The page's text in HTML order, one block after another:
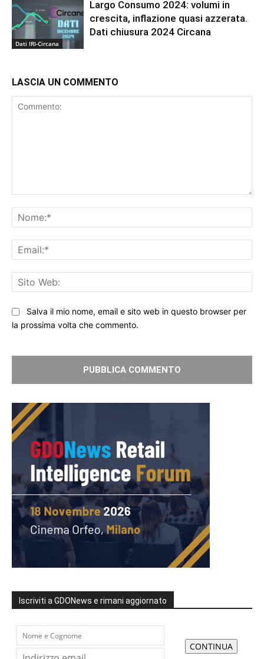
Dati IRI-Circana
Largo Consumo 2024: volumi in
crescita, inflazione quasi azzerata.
Dati chiusura 2024 Circana
LASCIA UN COMMENTO
Salva il mio nome, email e sito web in questo browser per
la prossima volta che commento.
Iscriviti a GDONews e rimani aggiornato